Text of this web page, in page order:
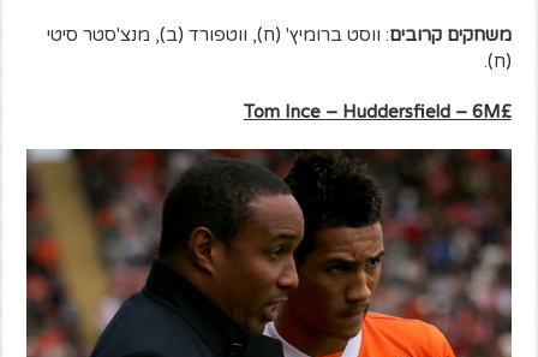
משחקים קרובים: ווסט ברומיץ' (ח), ווטפורד (ב), מנצ'סטר סיטי
(ח).
£
Tom Ince – Huddersfield – 6M